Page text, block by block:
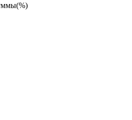
и сырьевые товары
(%)